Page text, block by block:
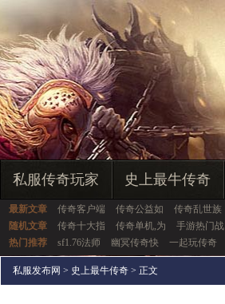
私服传奇玩家 史上最牛传奇
最新文章 传奇客户端 传奇公益如 传奇乱世族
随机文章
传奇十大指 传奇单机,为 手游热门战
热门推荐
sf1.76法师 幽冥传奇快 一起玩传奇
私服发布网 > 史上最牛传奇 > 正文